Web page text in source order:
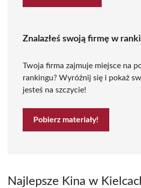
Znalazłeś swoją firmę w
Twoja firma zajmuje miejsce na
rankingu? Wyróżnij się i pokaż
jesteś na szczycie!
Pobierz materiały!
Najlepsze Kina w